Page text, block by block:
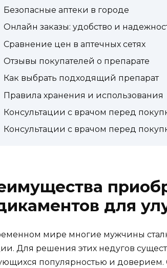
Безопасные аптеки в городе
Онлайн заказы: удобство и
Сравнение цен в аптечных сетях
Отзывы покупателей о препарате
Как выбрать подходящий препарат
Правила хранения и использования
Консультации с врачом перед
Консультации с врачом перед
для
мире многие мужчины
Для решения этих недугов
популярностью и доверием.